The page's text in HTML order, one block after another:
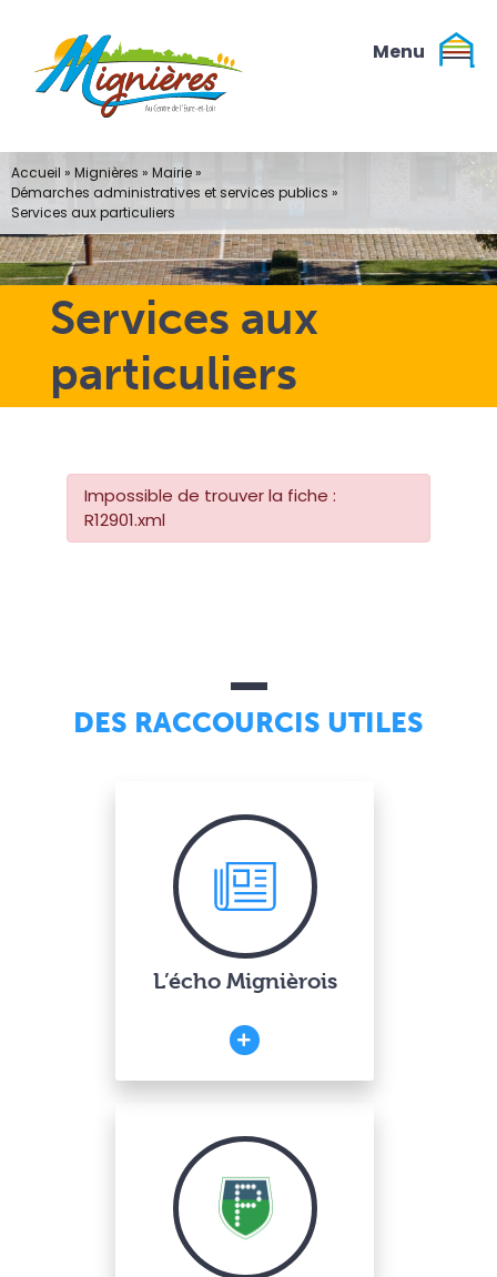
contenu
Services aux
particuliers
Accueil » Mignières » Mairie»
Démarches administratives et services publics »
Services aux particuliers
Impossible de trouver la fiche :
R12901.xml
DES RACCOURCIS UTILES
L’écho Mignièrois